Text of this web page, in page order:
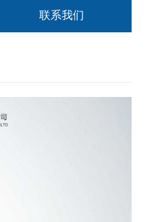
联系我们